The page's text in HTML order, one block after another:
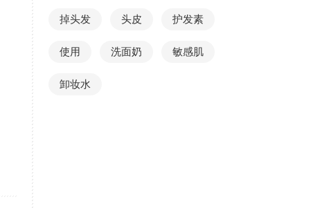
掉头发 头皮 护发素
使用 洗面奶 敏感肌
卸妆水